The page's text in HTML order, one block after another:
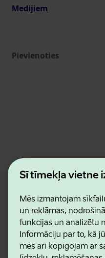
Šī tīmekļa vietne
Mēs izmantojam
un reklāmas,
funkcijas un analizētu
Informāciju par to, kā
mēs arī kopīgojam ar
Medijiem
Pievienoties
Estonian Business and
Kontakti
Lietošanas noteikumi
Sīkdatņu un